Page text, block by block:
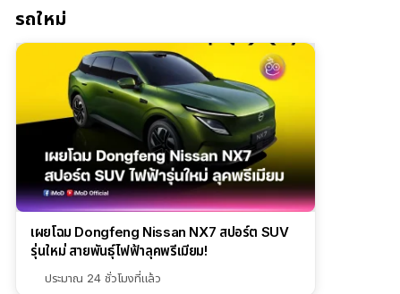
IntelliHouse และ
EverCORE โซลูชัน
ESS ครบวงจร
รถใหม่
เผยโฉม Dongfeng Nissan NX7 สปอร์ต SUV
รุ่นใหม่ สายพันธุ์ไฟฟ้าลุคพรีเมียม!
ประมาณ 24 ชั่วโมงที่แล้ว